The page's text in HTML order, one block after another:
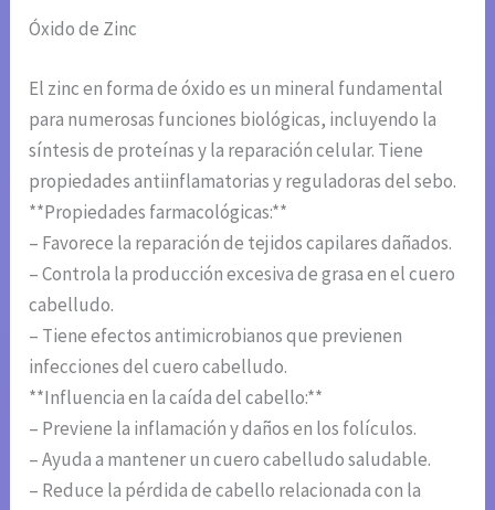
Óxido de Zinc
El zinc en forma de óxido es un mineral fundamental
para numerosas funciones biológicas, incluyendo la
síntesis de proteínas y la reparación celular. Tiene
propiedades antiinflamatorias y reguladoras del sebo.
**Propiedades farmacológicas:**
– Favorece la reparación de tejidos capilares dañados.
– Controla la producción excesiva de grasa en el cuero
cabelludo.
– Tiene efectos antimicrobianos que previenen
infecciones del cuero cabelludo.
**Influencia en la caída del cabello:**
– Previene la inflamación y daños en los folículos.
– Ayuda a mantener un cuero cabelludo saludable.
– Reduce la pérdida de cabello relacionada con la